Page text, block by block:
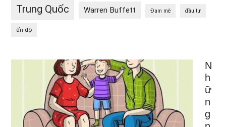
Trung Quốc Warren Buffett Đam mê đầu tư
ấn độ
N
h
ữ
n
g